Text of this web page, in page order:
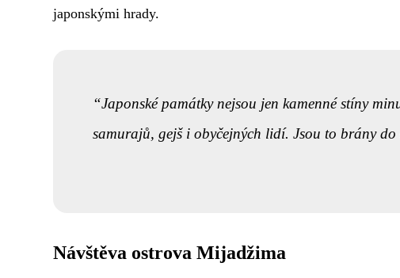
japonskými hrady.
Japonské památky nejsou jen kamenné stíny
samurajů, gejš i obyčejných lidí. Jsou to brány do
Návštěva ostrova Mijadžima